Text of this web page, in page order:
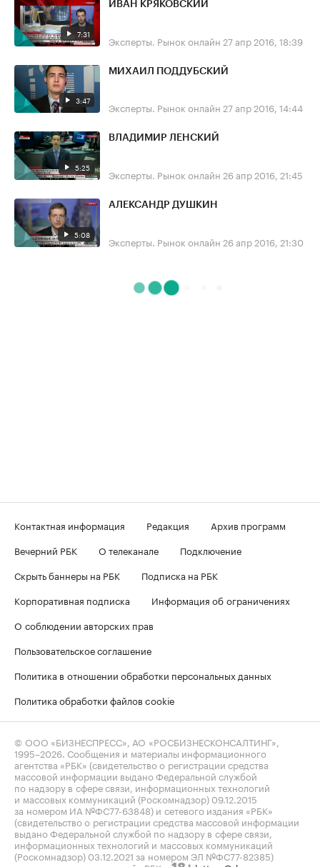
7:31
ИВАН КРЯКОВСКИЙ
Эксперты. Рынок онлайн 27 апр 2016, 18:39
3:47
МИХАИЛ ПОДДУБСКИЙ
Эксперты. Рынок онлайн 27 апр 2016, 14:44
5:25
ВЛАДИМИР ЛЕНСКИЙ
Эксперты. Рынок онлайн 26 апр 2016, 21:45
5:08
АЛЕКСАНДР ДУШКИН
Эксперты. Рынок онлайн 26 апр 2016, 21:30
Контактная информация Редакция
Архив программ
Вечерний РБК
О телеканале
Подключение
Скрыть баннеры на РБК
Подписка на РБК
Корпоративная подписка
Информация об ограничениях
О соблюдении авторских прав
Пользовательское соглашение
Политика в отношении обработки персональных данных
Политика обработки файлов cookie
© ООО «БИЗНЕСПРЕСС», АО «РОСБИЗНЕСКОНСАЛТИНГ»,
1995–2026 . Сообщения и материалы информационного
агентства «РБК» (свидетельство о регистрации средства
массовой информации выдано Федеральной службой
по надзору в сфере связи, информационных технологий
и массовых коммуникаций (Роскомнадзор) 09.12.2015
за номером ИА №ФС77-63848) и сетевого издания «РБК»
(свидетельство о регистрации средства массовой информации
выдано Федеральной службой по надзору в сфере связи,
информационных технологий и массовых коммуникаций
(Роскомнадзор) 03.12.2021 за номером ЭЛ №ФС77-82385)